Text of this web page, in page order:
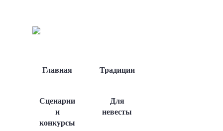
Главная Традиции
Сценарии
и
конкурсы
Для
невесты